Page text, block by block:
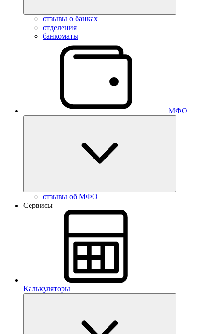
отзывы о банках
отделения
банкоматы
МФО
отзывы об МФО
Сервисы
Калькуляторы